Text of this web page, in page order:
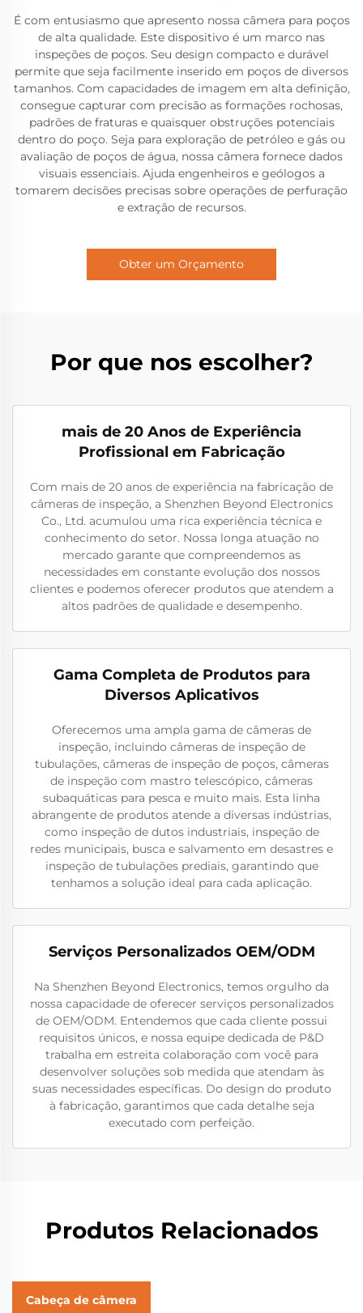
É com entusiasmo que apresento nossa câmera para poços
de alta qualidade. Este dispositivo é um marco nas
inspeções de poços. Seu design compacto e durável
permite que seja facilmente inserido em poços de diversos
tamanhos. Com capacidades de imagem em alta definição,
consegue capturar com precisão as formações rochosas,
padrões de fraturas e quaisquer obstruções potenciais
dentro do poço. Seja para exploração de petróleo e gás ou
avaliação de poços de água, nossa câmera fornece dados
visuais essenciais. Ajuda engenheiros e geólogos a
tomarem decisões precisas sobre operações de perfuração
e extração de recursos.
Obter um Orçamento
Por que nos escolher?
mais de 20 Anos de Experiência
Profissional em Fabricação
Com mais de 20 anos de experiência na fabricação de
câmeras de inspeção, a Shenzhen Beyond Electronics
Co., Ltd. acumulou uma rica experiência técnica e
conhecimento do setor. Nossa longa atuação no
mercado garante que compreendemos as
necessidades em constante evolução dos nossos
clientes e podemos oferecer produtos que atendem a
altos padrões de qualidade e desempenho.
Gama Completa de Produtos para
Diversos Aplicativos
Oferecemos uma ampla gama de câmeras de
inspeção, incluindo câmeras de inspeção de
tubulações, câmeras de inspeção de poços, câmeras
de inspeção com mastro telescópico, câmeras
subaquáticas para pesca e muito mais. Esta linha
abrangente de produtos atende a diversas indústrias,
como inspeção de dutos industriais, inspeção de
redes municipais, busca e salvamento em desastres e
inspeção de tubulações prediais, garantindo que
tenhamos a solução ideal para cada aplicação.
Serviços Personalizados OEM/ODM
Na Shenzhen Beyond Electronics, temos orgulho da
nossa capacidade de oferecer serviços personalizados
de OEM/ODM. Entendemos que cada cliente possui
requisitos únicos, e nossa equipe dedicada de P&D
trabalha em estreita colaboração com você para
desenvolver soluções sob medida que atendam às
suas necessidades específicas. Do design do produto
à fabricação, garantimos que cada detalhe seja
executado com perfeição.
Produtos Relacionados
Cabeça de câmera